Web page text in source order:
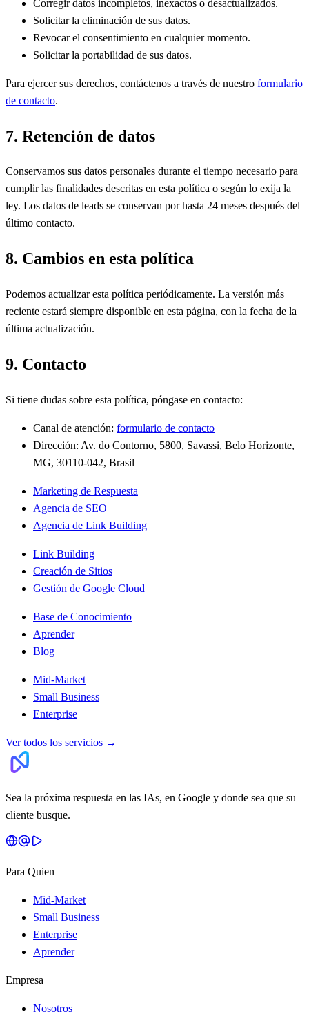
Corregir datos incompletos, inexactos o desactualizados.
Solicitar la eliminación de sus datos.
Revocar el consentimiento en cualquier momento.
Solicitar la portabilidad de sus datos.
Para ejercer sus derechos, contáctenos a través de nuestro formulario
de contacto.
7. Retención de datos
Conservamos sus datos personales durante el tiempo necesario para
cumplir las finalidades descritas en esta política o según lo exija la
ley. Los datos de leads se conservan por hasta 24 meses después del
último contacto.
8. Cambios en esta política
Podemos actualizar esta política periódicamente. La versión más
reciente estará siempre disponible en esta página, con la fecha de la
última actualización.
9. Contacto
Si tiene dudas sobre esta política, póngase en contacto:
Canal de atención: formulario de contacto
Dirección: Av. do Contorno, 5800, Savassi, Belo Horizonte,
MG, 30110-042, Brasil
Marketing de Respuesta
Agencia de SEO
Agencia de Link Building
Link Building
Creación de Sitios
Gestión de Google Cloud
Base de Conocimiento
Aprender
Blog
Mid-Market
Small Business
Enterprise
Ver todos los servicios →
Sea la próxima respuesta en las IAs, en Google y donde sea que su
cliente busque.
Para Quien
Mid-Market
Small Business
Enterprise
Aprender
Empresa
Nosotros